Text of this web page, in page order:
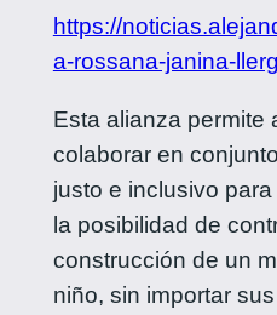
https://
a-rossana-janina-
Esta alianza permite
colaborar en
justo e inclusivo
la posibilidad de
construcción de un
niño, sin importar